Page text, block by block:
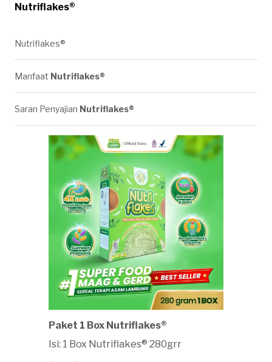
Nutriflakes®
Nutriflakes®
Manfaat Nutriflakes®
Saran Penyajian Nutriflakes®
Paket 1 Box Nutriflakes®
Isi: 1 Box Nutriflakes® 280grr